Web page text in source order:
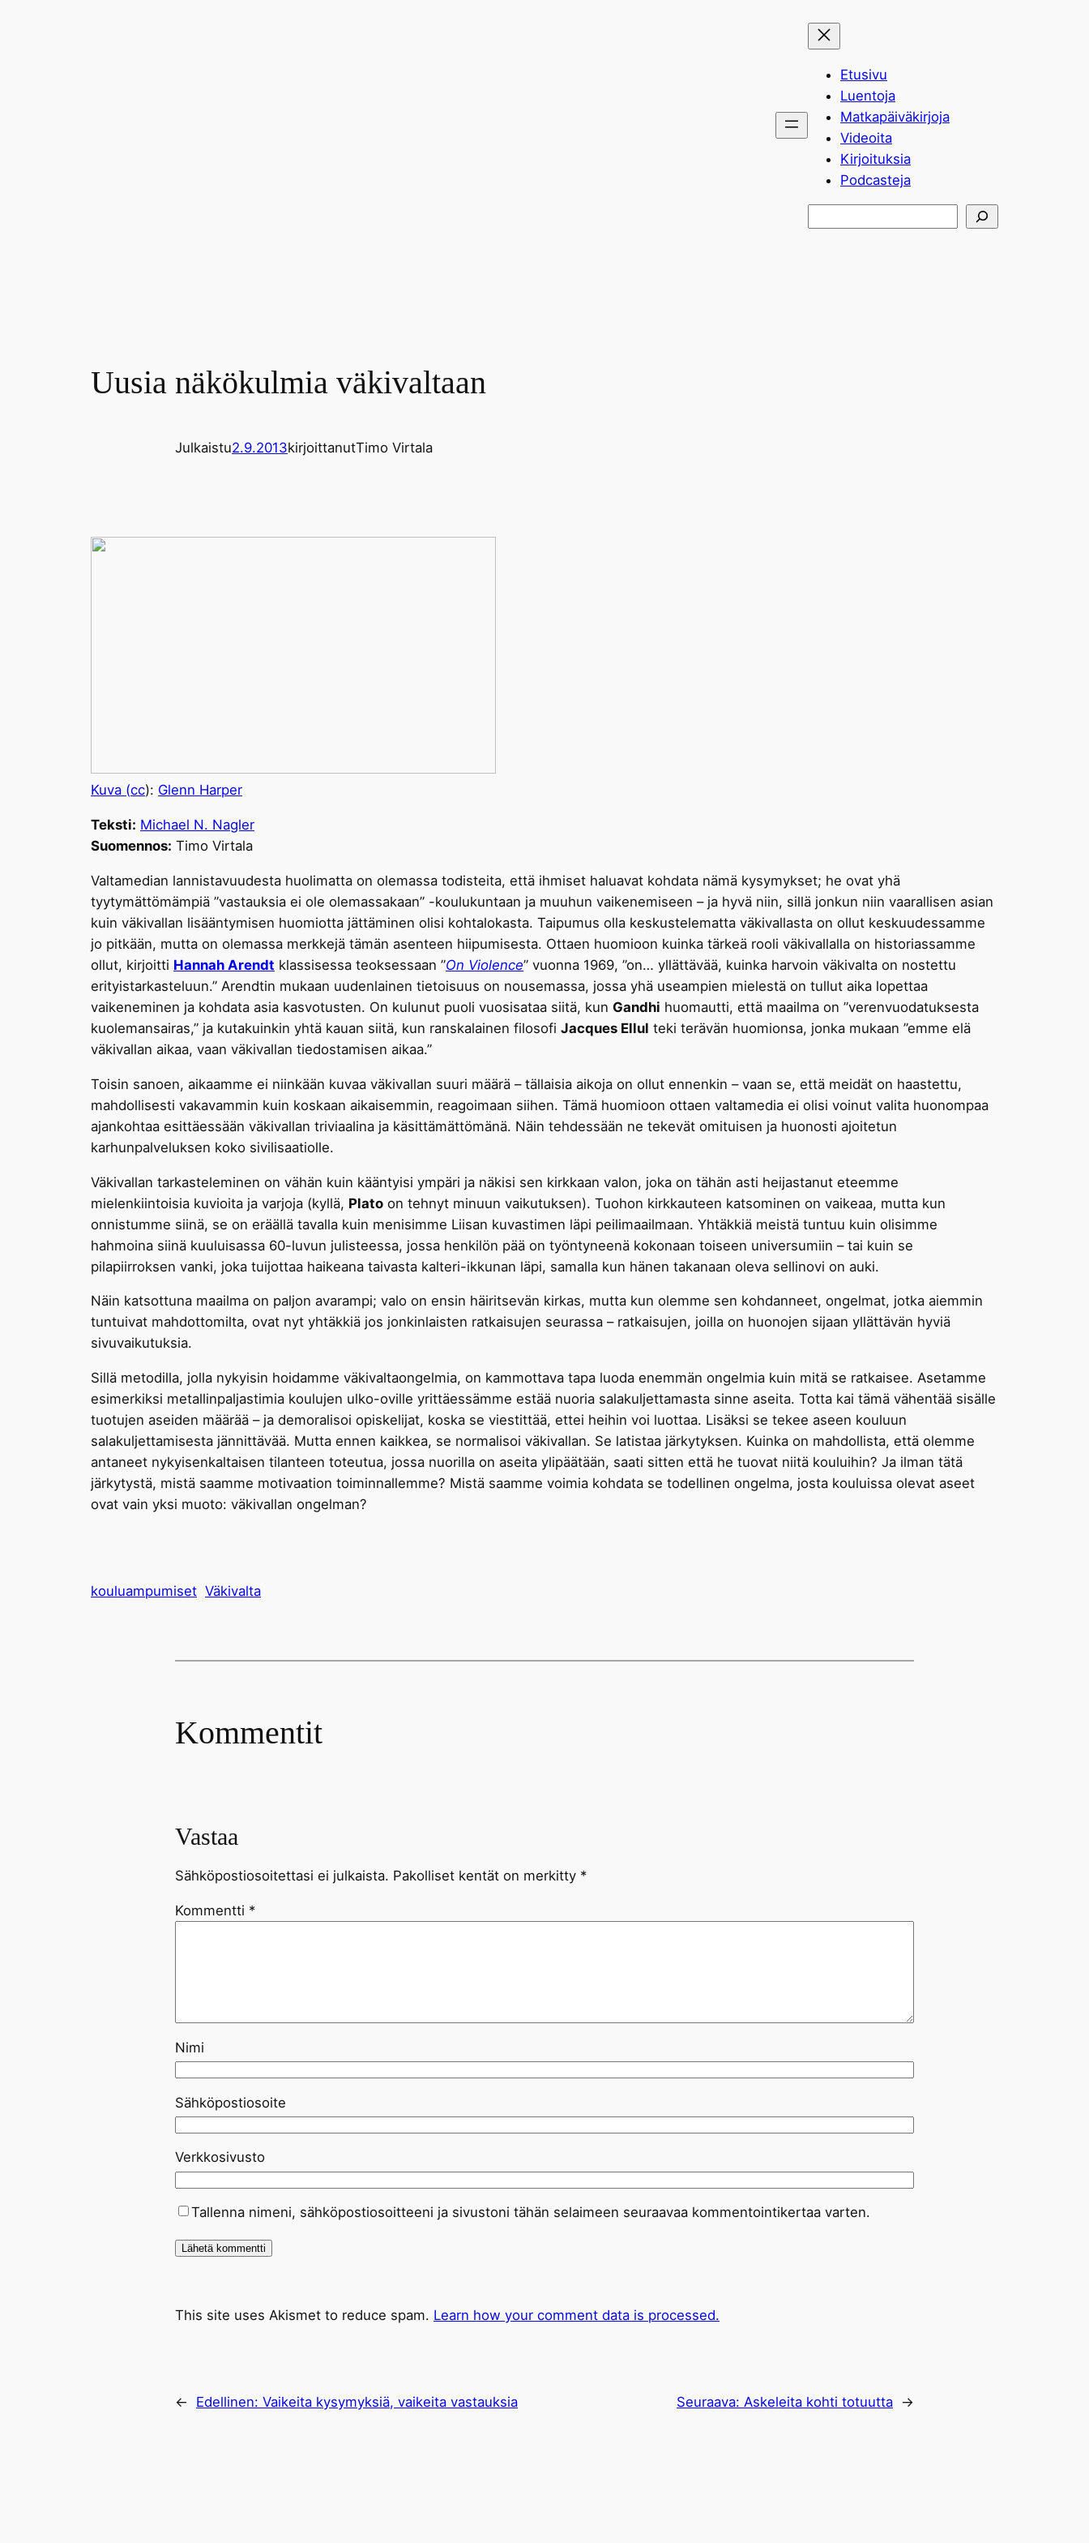
Etusivu
Luentoja
Matkapäiväkirjoja
Videoita
Kirjoituksia
Podcasteja
Uusia näkökulmia väkivaltaan
Julkaistu2.9.2013kirjoittanutTimo Virtala
Kuva (cc): Glenn Harper
Teksti: Michael N. Nagler
Suomennos: Timo Virtala
Valtamedian lannistavuudesta huolimatta on olemassa todisteita, että ihmiset haluavat kohdata nämä kysymykset; he ovat yhä
tyytymättömämpiä ”vastauksia ei ole olemassakaan” -koulukuntaan ja muuhun vaikenemiseen – ja hyvä niin, sillä jonkun niin vaarallisen asian
kuin väkivallan lisääntymisen huomiotta jättäminen olisi kohtalokasta. Taipumus olla keskustelematta väkivallasta on ollut keskuudessamme
jo pitkään, mutta on olemassa merkkejä tämän asenteen hiipumisesta. Ottaen huomioon kuinka tärkeä rooli väkivallalla on historiassamme
ollut, kirjoitti Hannah Arendt klassisessa teoksessaan ”On Violence” vuonna 1969, ”on… yllättävää, kuinka harvoin väkivalta on nostettu
erityistarkasteluun.” Arendtin mukaan uudenlainen tietoisuus on nousemassa, jossa yhä useampien mielestä on tullut aika lopettaa
vaikeneminen ja kohdata asia kasvotusten. On kulunut puoli vuosisataa siitä, kun Gandhi huomautti, että maailma on ”verenvuodatuksesta
kuolemansairas,” ja kutakuinkin yhtä kauan siitä, kun ranskalainen filosofi Jacques Ellul teki terävän huomionsa, jonka mukaan ”emme elä
väkivallan aikaa, vaan väkivallan tiedostamisen aikaa.”
Toisin sanoen, aikaamme ei niinkään kuvaa väkivallan suuri määrä – tällaisia aikoja on ollut ennenkin – vaan se, että meidät on haastettu,
mahdollisesti vakavammin kuin koskaan aikaisemmin, reagoimaan siihen. Tämä huomioon ottaen valtamedia ei olisi voinut valita huonompaa
ajankohtaa esittäessään väkivallan triviaalina ja käsittämättömänä. Näin tehdessään ne tekevät omituisen ja huonosti ajoitetun
karhunpalveluksen koko sivilisaatiolle.
Väkivallan tarkasteleminen on vähän kuin kääntyisi ympäri ja näkisi sen kirkkaan valon, joka on tähän asti heijastanut eteemme
mielenkiintoisia kuvioita ja varjoja (kyllä, Plato on tehnyt minuun vaikutuksen). Tuohon kirkkauteen katsominen on vaikeaa, mutta kun
onnistumme siinä, se on eräällä tavalla kuin menisimme Liisan kuvastimen läpi peilimaailmaan. Yhtäkkiä meistä tuntuu kuin olisimme
hahmoina siinä kuuluisassa 60-luvun julisteessa, jossa henkilön pää on työntyneenä kokonaan toiseen universumiin – tai kuin se
pilapiirroksen vanki, joka tuijottaa haikeana taivasta kalteri-ikkunan läpi, samalla kun hänen takanaan oleva sellinovi on auki.
Näin katsottuna maailma on paljon avarampi; valo on ensin häiritsevän kirkas, mutta kun olemme sen kohdanneet, ongelmat, jotka aiemmin
tuntuivat mahdottomilta, ovat nyt yhtäkkiä jos jonkinlaisten ratkaisujen seurassa – ratkaisujen, joilla on huonojen sijaan yllättävän hyviä
sivuvaikutuksia.
Sillä metodilla, jolla nykyisin hoidamme väkivaltaongelmia, on kammottava tapa luoda enemmän ongelmia kuin mitä se ratkaisee. Asetamme
esimerkiksi metallinpaljastimia koulujen ulko-oville yrittäessämme estää nuoria salakuljettamasta sinne aseita. Totta kai tämä vähentää sisälle
tuotujen aseiden määrää – ja demoralisoi opiskelijat, koska se viestittää, ettei heihin voi luottaa. Lisäksi se tekee aseen kouluun
salakuljettamisesta jännittävää. Mutta ennen kaikkea, se normalisoi väkivallan. Se latistaa järkytyksen. Kuinka on mahdollista, että olemme
antaneet nykyisenkaltaisen tilanteen toteutua, jossa nuorilla on aseita ylipäätään, saati sitten että he tuovat niitä kouluihin? Ja ilman tätä
järkytystä, mistä saamme motivaation toiminnallemme? Mistä saamme voimia kohdata se todellinen ongelma, josta kouluissa olevat aseet
ovat vain yksi muoto: väkivallan ongelman?
kouluampumiset Väkivalta
Kommentit
Vastaa
Sähköpostiosoitettasi ei julkaista. Pakolliset kentät on merkitty *
Kommentti *
Nimi
Sähköpostiosoite
Verkkosivusto
Tallenna nimeni, sähköpostiosoitteeni ja sivustoni tähän selaimeen seuraavaa kommentointikertaa varten.
This site uses Akismet to reduce spam. Learn how your comment data is processed.
← Edellinen: Vaikeita kysymyksiä, vaikeita vastauksia Seuraava: Askeleita kohti totuutta →